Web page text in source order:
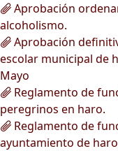
Aprobación
alcoholismo.
Aprobación
escolar municipal de
Mayo
Reglamento de
peregrinos en haro.
Reglamento de
ayuntamiento de